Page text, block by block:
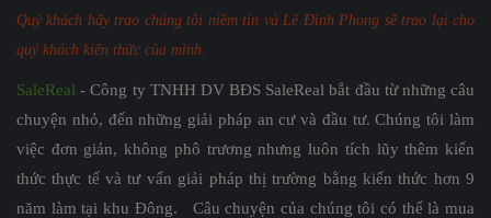
Quý khách hãy trao chúng tôi niềm tin và Lê Đình Phong sẽ trao lại cho
quý khách kiến thức của mình.
SaleReal - Công ty TNHH DV BĐS SaleReal bắt đầu từ những câu
chuyện nhỏ, đến những giải pháp an cư và đầu tư. Chúng tôi làm
việc đơn giản, không phô trương nhưng luôn tích lũy thêm kiến
thức thực tế và tư vấn giải pháp thị trường bằng kiến thức hơn 9
năm làm tại khu Đông. Câu chuyện của chúng tôi có thể là mua